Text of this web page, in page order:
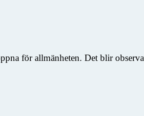
för allmänheten. Det blir